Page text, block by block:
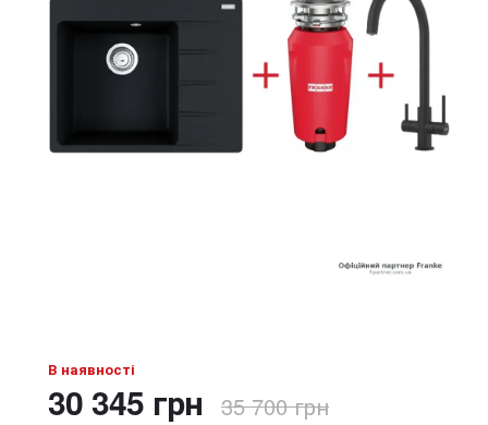
В наявності
30 345 грн 35 700 грн